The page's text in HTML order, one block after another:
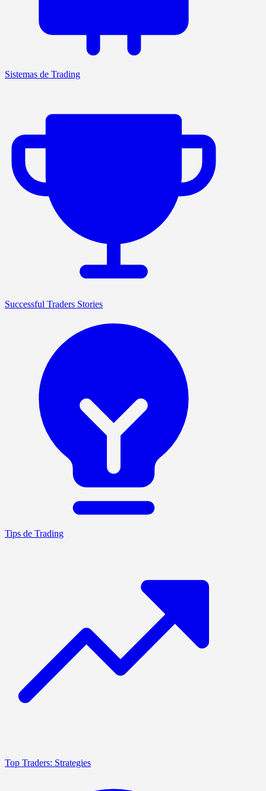
Sistemas de Trading
Successful Traders Stories
Tips de Trading
Top Traders: Strategies